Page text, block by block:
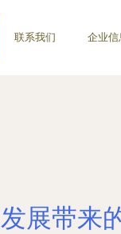
联系我们 企业信
展带来